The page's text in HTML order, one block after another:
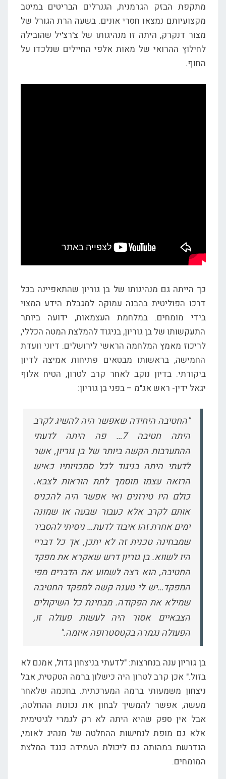
מתקפת הבזק הגרמנית, הגנרלים הבריטים במיטב
מקצועיותם נמצאו חסרי אונים. בשעה הרת הגורל של
מצור דנקרק, היתה זו מנהיגותו של צ'רצ'יל שהובילה
לחילוץ ההרואי של מאות אלפי החיילים שנלכדו על
החוף.
כך הייתה גם מנהיגותו של בן גוריון שהתאפיינה בכל
דרכו הפוליטית בהבנה עמוקה למגבלת הידע המצוי
בידי מומחים. במלחמת העצמאות, ידועה ביותר
התעקשותו של בן גוריון, בניגוד להמלצת המטה הכללי,
לריכוז מאמץ המלחמה הראשי לירושלים. דיוני וועדת
החמישה, בראשותו מבטאים פתיחות אמיצה לדיון
ביקורתי. בדיון נוקב לאחר קרב לטרון, הטיח אלוף
יגאל ידין- ראש אג"מ – בפני בן גוריון:
"החטיבה היחידה שאפשר היה להשיג לקרב
היתה חטיבה 7… פה היתה לדעתי
ההתערבות הקשה ביותר של בן גוריון, אשר
לדעתי היתה בניגוד לכל סמכויותיו כאיש
הרואה עצמו מוסמך לתת הוראות לצבא.
כולם היו טירונים ואי אפשר היה להכניס
אותם לקרב אלא כעבור שבעה או שמונה
ימים אחרת זהו איבוד לדעת… ניסיתי להסביר
שמבחינה טכנית זה לא יתכן, אך כל דבריי
היו לשווא. בן גוריון דרש שאקרא את מפקד
החטיבה, הוא רצה לשמוע את הדברים מפי
המפקד…יש לי טענה קשה למפקד החטיבה
שמילא את הפקודה. מבחינת כל השיקולים
הצבאיים אסור היה לעשות פעולה זו,
הפעולה נגמרה בקטסטרופה איומה."
בן גוריון ענה בנחרצות: "לדעתי בניצחון גדול, אמנם לא
בזול." אכן קרב לטרון היה כישלון ברמה הטקטית, אבל
ניצחון משמעותי ברמה המערכתית. בחכמה שלאחר
מעשה, אפשר להמשיך לבחון את נכונות ההחלטה,
אבל אין ספק שהיא היתה לא רק לגמרי לגיטימית
אלא גם מופת לנחישות ההחלטה של מנהיג לאומי,
הנדרשת במהותה גם ליכולת העמידה כנגד המלצת
המומחים.